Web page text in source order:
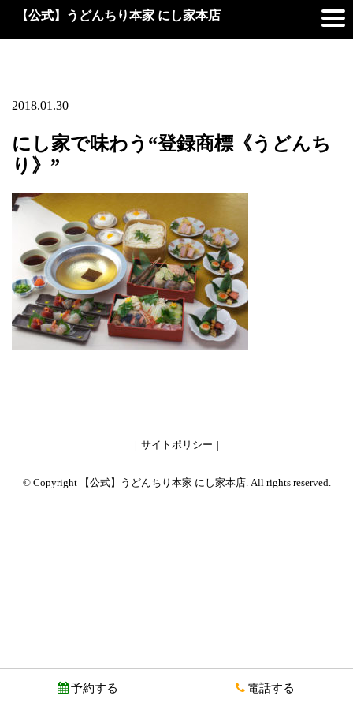
【公式】うどんちり本家 にし家本店
2018.01.30
にし家で味わう“登録商標《うどんち
り》”
サイトポリシー
© Copyright 【公式】うどんちり本家 にし家本店. All rights reserved.
予約する 電話する